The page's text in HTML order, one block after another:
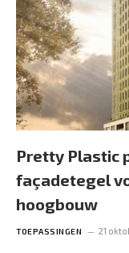
Pretty Plastic
façadetegel
hoogbouw
TOEPASSINGEN 21